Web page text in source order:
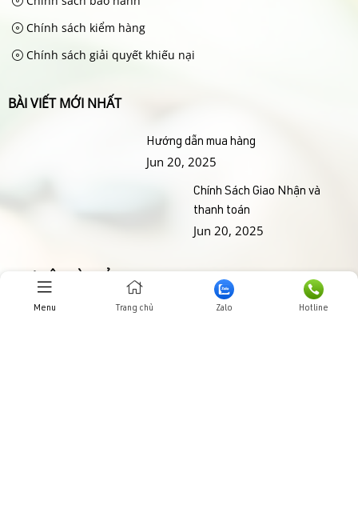
Chính sách kiểm hàng
Chính sách giải quyết khiếu nại
BÀI VIẾT MỚI NHẤT
Hướng dẫn mua hàng
Jun 20, 2025
Chính Sách Giao Nhận và
thanh toán
Jun 20, 2025
THƯ VIỆN HÌNH ẢNHH
Menu Trang chủ Zalo Hotline